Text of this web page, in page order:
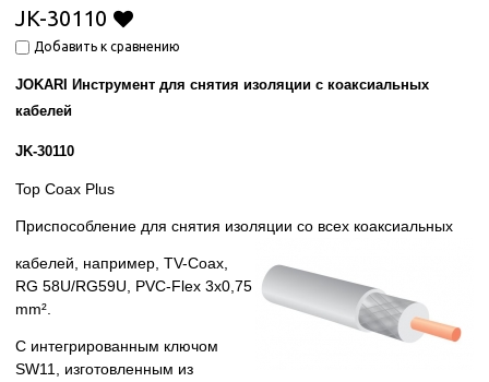
JK-30110
Добавить к сравнению
JOKARI Инструмент для снятия изоляции с коаксиальных
кабелей
JK-30110
Top Coax Plus
Приспособление для снятия изоляции со всех коаксиальных
кабелей, например, TV-Coax,
RG 58U/RG59U, PVC-Flex 3х0,75
mm².
С интегрированным ключом
SW11, изготовленным из